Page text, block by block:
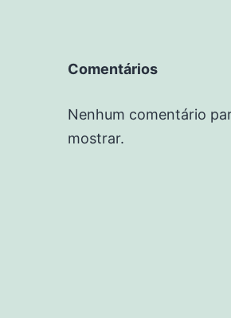
Comentários
Nenhum comentário
mostrar.